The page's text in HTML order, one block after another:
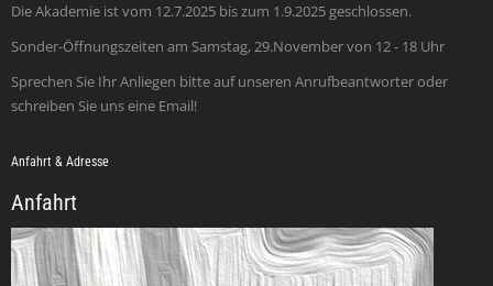
Die Akademie ist vom 12.7.2025 bis zum 1.9.2025 geschlossen.
Sonder-Öffnungszeiten am Samstag, 29.November von 12 - 18 Uhr
Sprechen Sie Ihr Anliegen bitte auf unseren Anrufbeantworter oder
schreiben Sie uns eine Email!
Anfahrt & Adresse
Anfahrt